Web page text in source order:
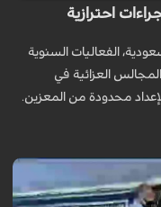
احترازية
الفعاليات السنوية
العزائية في
محدودة من المعزين.